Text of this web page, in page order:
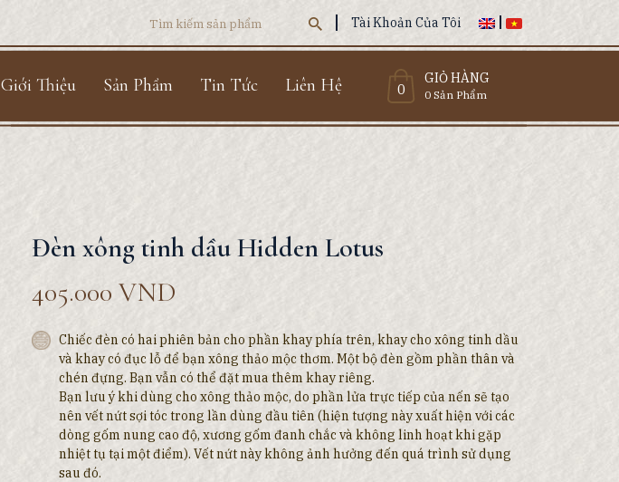
Search
for:
Tài Khoản Của Tôi
Giới Thiệu Sản Phẩm Tin Tức Liên Hệ 0
GIỎ HÀNG
0 Sản Phẩm
Đèn xông tinh dầu Hidden Lotus
405.000 VND
Chiếc đèn có hai phiên bản cho phần khay phía trên, khay cho xông tinh dầu
và khay có đục lỗ để bạn xông thảo mộc thơm. Một bộ đèn gồm phần thân và
chén đựng. Bạn vẫn có thể đặt mua thêm khay riêng.
Bạn lưu ý khi dùng cho xông thảo mộc, do phần lửa trực tiếp của nến sẽ tạo
nên vết nứt sợi tóc trong lần dùng đầu tiên (hiện tượng này xuất hiện với các
dòng gốm nung cao độ, xương gốm đanh chắc và không linh hoạt khi gặp
nhiệt tụ tại một điểm). Vết nứt này không ảnh hưởng đến quá trình sử dụng
sau đó.